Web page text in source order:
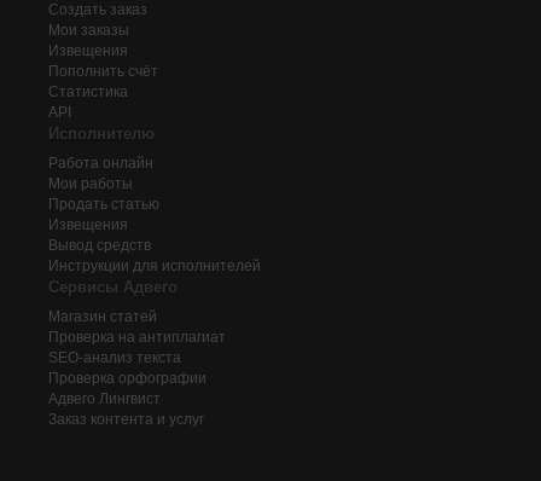
Создать заказ
Мои заказы
Извещения
Пополнить счёт
Статистика
API
Исполнителю
Работа онлайн
Мои работы
Продать статью
Извещения
Вывод средств
Инструкции для исполнителей
Сервисы Адвего
Магазин статей
Проверка на антиплагиат
SEO-анализ текста
Проверка орфографии
Адвего Лингвист
Заказ контента и услуг